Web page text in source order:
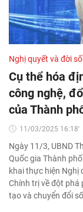
Nghị quyết và đời
Cụ thể hóa
công nghệ,
của Thành
11/03/2025 16:18'
Ngày 11/3, UBND
Quốc gia Thành
khai thực hiện Nghị
Chính trị về đột phá
tạo và chuyển đổi